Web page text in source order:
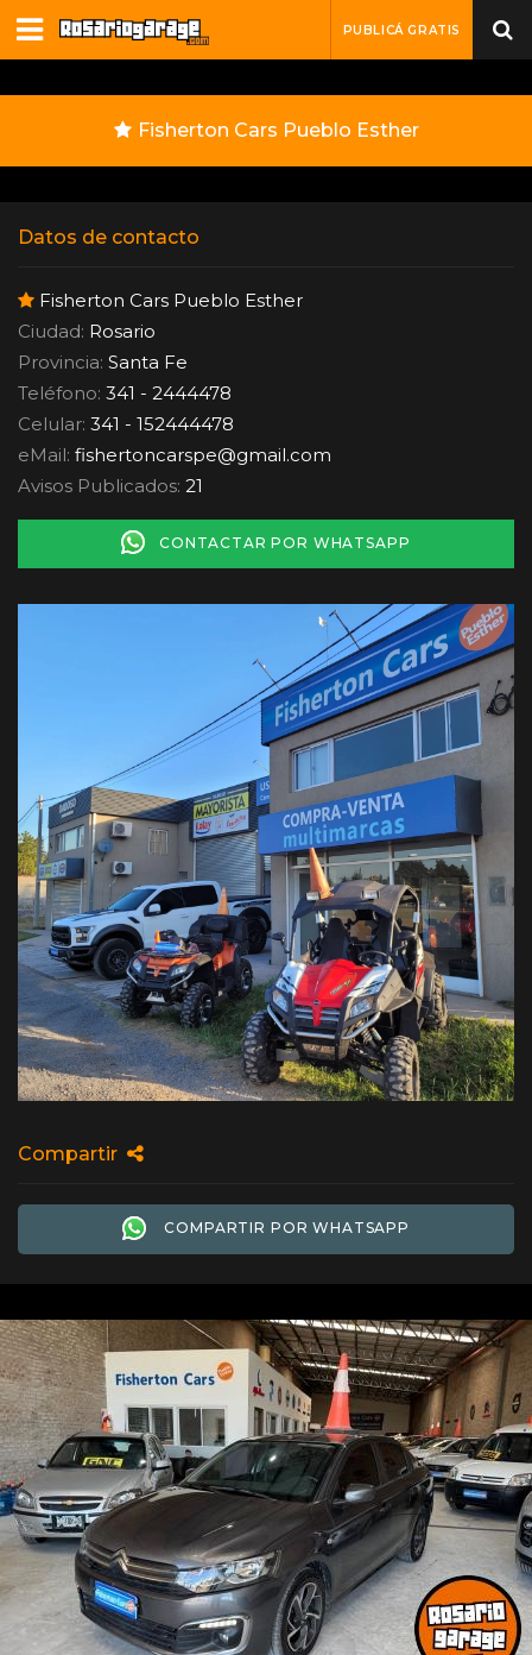
PUBLICÁ GRATIS
Fisherton Cars Pueblo Esther
Datos de contacto
Fisherton Cars Pueblo Esther
Ciudad: Rosario
Provincia: Santa Fe
Teléfono: 341 - 2444478
Celular: 341 - 152444478
eMail: fishertoncarspe@gmail.com
Avisos Publicados: 21
CONTACTAR POR WHATSAPP
Compartir
COMPARTIR POR WHATSAPP